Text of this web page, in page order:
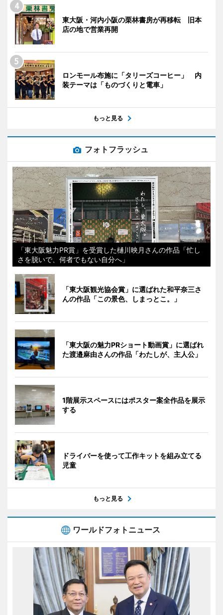
東大阪・河内小阪の栗林書房が再移転 旧本
店の地で営業再開
ロンモール布施に「タリーズコーヒー」 内
装テーマは「ものづくりと電車」
もっと見る
フォトフラッシュ
「東大阪魅力PR賞」を受賞した樋川映月さんの作品「忙し
さを脱いで、何者でもない自分へ」
「東大阪観光協会賞」に選ばれた和平奈三さ
んの作品「この景色、しまっとこ。」
「東大阪の魅力PRショート動画賞」に選ばれ
た渡邉麻由さんの作品「わたしが、主人公」
1階展示スペースにはポスター案全作品を展示
する
ドライバーを使って工作キットを組み立てる
児童
もっと見る
ワールドフォトニュース